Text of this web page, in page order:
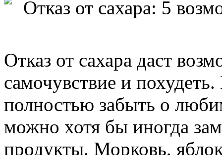
Отказ от сахара даст
самочувствие и
полностью забыть о
можно хотя бы иногда
продукты. Морковь,